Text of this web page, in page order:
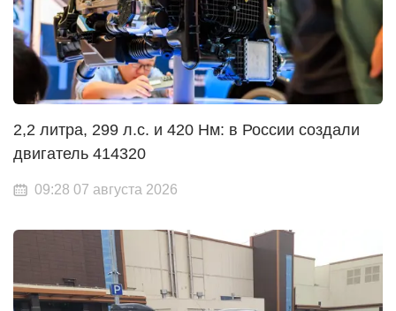
2,2 литра, 299 л.с. и 420 Нм: в России создали
двигатель 414320
09:28 07 августа 2026